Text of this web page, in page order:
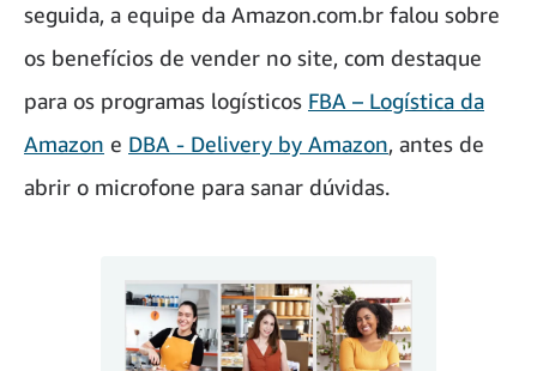
seguida, a equipe da Amazon.com.br falou sobre
os benefícios de vender no site, com destaque
para os programas logísticos FBA – Logística da
Amazon e DBA - Delivery by Amazon, antes de
abrir o microfone para sanar dúvidas.